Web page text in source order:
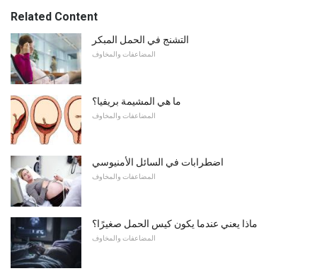
Related Content
التشنج في الحمل المبكر
المضاعفات والمخاوف
ما هي المشيمة بريفيا؟
المضاعفات والمخاوف
اضطرابات في السائل الأمنيوسي
المضاعفات والمخاوف
ماذا يعني عندما يكون كيس الحمل صغيرًا؟
المضاعفات والمخاوف